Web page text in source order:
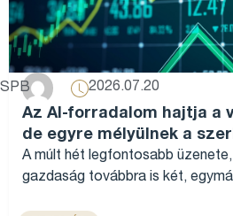
SPB 2026.07.20
Az AI-forradalom hajtja a
de egyre mélyülnek a
különbségek...
A múlt hét legfontosabb
gazdaság továbbra is két,